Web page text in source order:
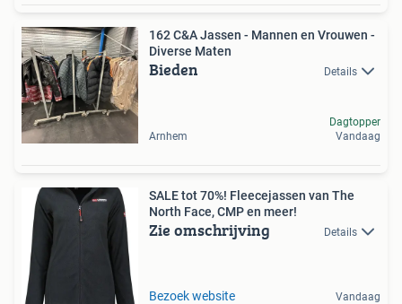
162 C&A Jassen - Mannen en Vrouwen -
Diverse Maten
Bieden Details
Arnhem
Dagtopper
Vandaag
SALE tot 70%! Fleecejassen van The
North Face, CMP en meer!
Zie omschrijving Details
Bezoek website Vandaag